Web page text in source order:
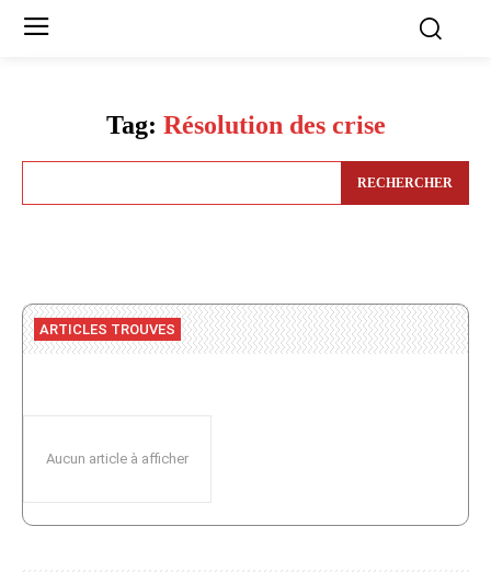
Tag: Résolution des crise
RECHERCHER
ARTICLES TROUVES
Aucun article à afficher